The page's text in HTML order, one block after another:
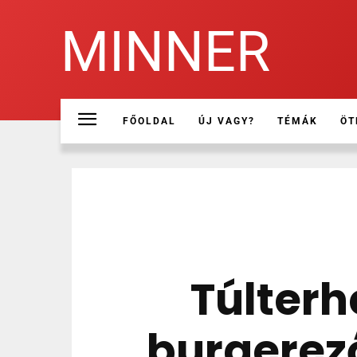
MINNER
FŐOLDAL ÚJ VAGY? TÉMÁK